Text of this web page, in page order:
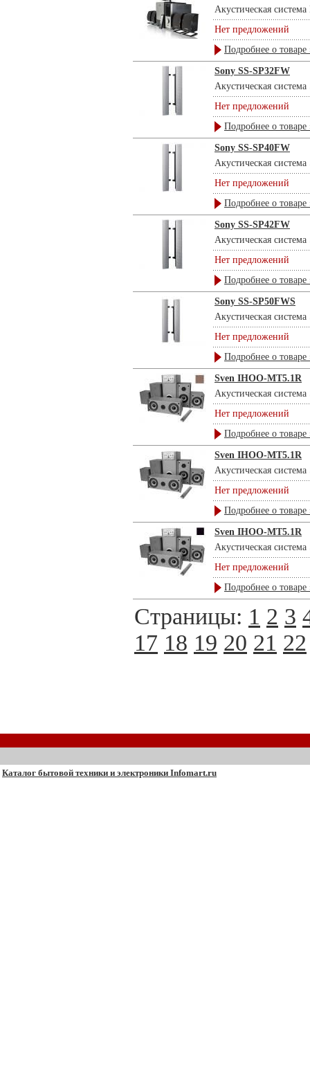
Акустическая
Нет предложений
Подробнее о товаре
Sony SS-SP32FW
Акустическая
Нет предложений
Подробнее о товаре
Sony SS-SP40FW
Акустическая
Нет предложений
Подробнее о товаре
Sony SS-SP42FW
Акустическая
Нет предложений
Подробнее о товаре
Sony SS-SP50FWS
Акустическая
Нет предложений
Подробнее о товаре
Sven IHOO-MT5.1R
Акустическая
Нет предложений
Подробнее о товаре
Sven IHOO-MT5.1R
Акустическая
Нет предложений
Подробнее о товаре
Sven IHOO-MT5.1R
Акустическая
Нет предложений
Подробнее о товаре
Страницы: 1 2 3
17 18 19 20 21 22
Каталог бытовой техники и электроники Infomart.ru